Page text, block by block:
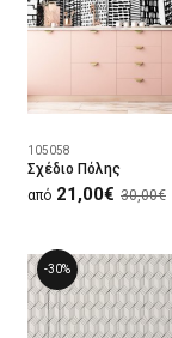
105058
Σχέδιο Πόλης
από 21,00€ 30,00€
-30%